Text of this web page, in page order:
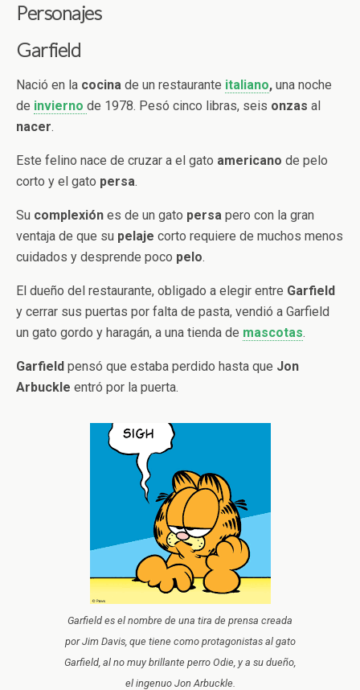
Personajes
Garfield
Nació en la cocina de un restaurante italiano, una noche
de invierno de 1978. Pesó cinco libras, seis onzas al
nacer.
Este felino nace de cruzar a el gato americano de pelo
corto y el gato persa.
Su complexión es de un gato persa pero con la gran
ventaja de que su pelaje corto requiere de muchos menos
cuidados y desprende poco pelo.
El dueño del restaurante, obligado a elegir entre Garfield
y cerrar sus puertas por falta de pasta, vendió a Garfield
un gato gordo y haragán, a una tienda de mascotas.
Garfield pensó que estaba perdido hasta que Jon
Arbuckle entró por la puerta.
Garfield es el nombre de una tira de prensa creada
por Jim Davis, que tiene como protagonistas al gato
Garfield, al no muy brillante perro Odie, y a su dueño,
el ingenuo Jon Arbuckle.